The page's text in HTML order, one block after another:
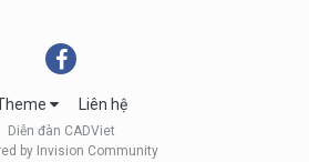
Liên hệ
Diễn đàn CADViet
by Invision Community